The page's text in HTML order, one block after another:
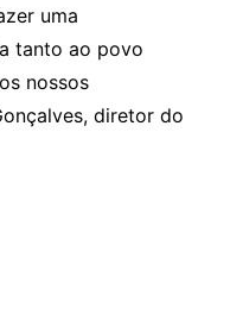
uma
tanto ao povo
nossos
diretor do